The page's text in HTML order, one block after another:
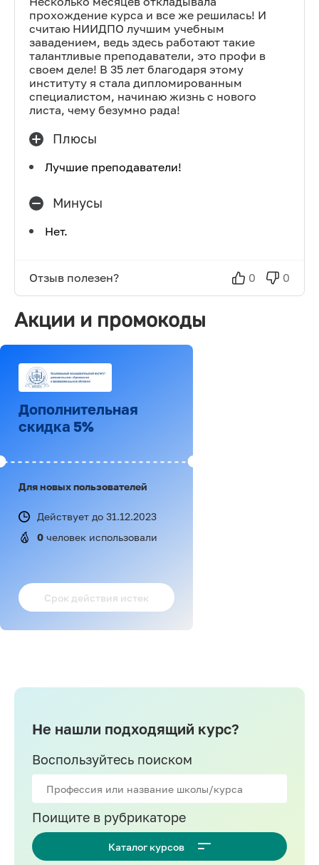
прохождение курса и все же решилась! И
считаю НИИДПО лучшим учебным
завадением, ведь здесь работают такие
талантливые преподаватели, это профи в
своем деле! В 35 лет благодаря этому
институту я стала дипломированным
специалистом, начинаю жизнь с нового
листа, чему безумно рада!
Плюсы
Лучшие преподаватели!
Минусы
Нет.
Отзыв полезен? 0 0
Акции и промокоды
Дополнительная
скидка 5%
Для новых пользователей
Действует до 31.12.2023
0 человек использовали
Срок действия истек
Не нашли подходящий курс?
Воспользуйтесь поиском
Поищите в рубрикаторе
Каталог курсов